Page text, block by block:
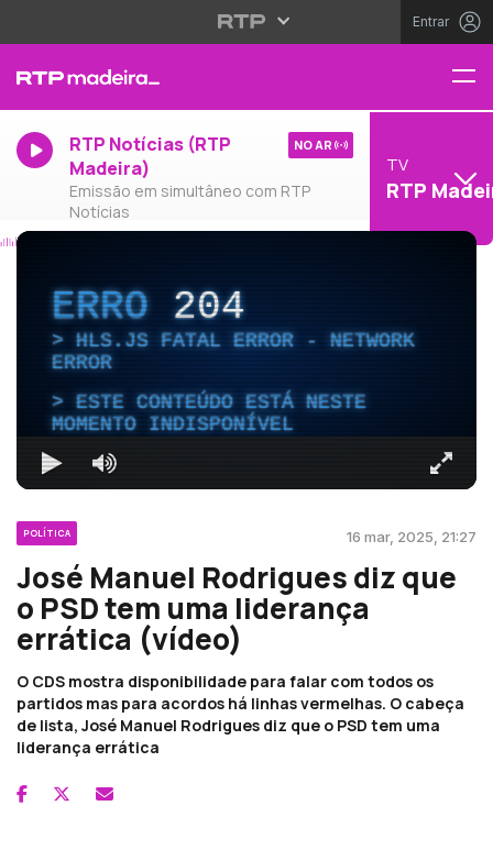
Entrar
RTP Notícias (RTP
Madeira)
Emissão em simultâneo com RTP
Notícias
NO AR
TV
RTP
ERRO204
HLS.JS FATAL ERROR - NETWORK
ERROR
ESTE CONTEÚDO ESTÁ NESTE
MOMENTO INDISPONÍVEL
POLÍTICA 16 mar, 2025, 21:27
José Manuel Rodrigues diz que
o PSD tem uma liderança
errática (vídeo)
O CDS mostra disponibilidade para falar com todos os
partidos mas para acordos há linhas vermelhas. O cabeça
de lista, José Manuel Rodrigues diz que o PSD tem uma
liderança errática